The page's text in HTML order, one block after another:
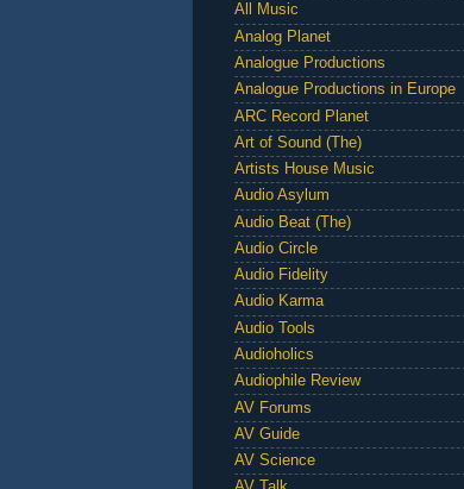
All Music
Analog Planet
Analogue Productions
Analogue Productions in Europe
ARC Record Planet
Art of Sound (The)
Artists House Music
Audio Asylum
Audio Beat (The)
Audio Circle
Audio Fidelity
Audio Karma
Audio Tools
Audioholics
Audiophile Review
AV Forums
AV Guide
AV Science